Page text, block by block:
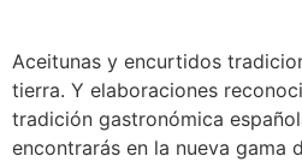
Aceitunas y encurtidos
tierra. Y elaboraciones
tradición gastronómica
encontrarás en la nueva gama